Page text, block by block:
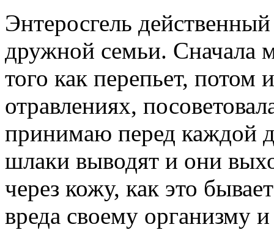
Энтеросгель
дружной семьи. Сначала
того как перепьет, потом
отравлениях,
принимаю перед каждой
шлаки выводят и они
через кожу, как это
вреда своему организму